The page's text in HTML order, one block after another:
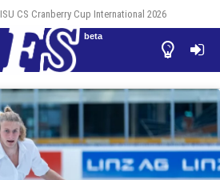
ISU CS Cranberry Cup International 2026


beta